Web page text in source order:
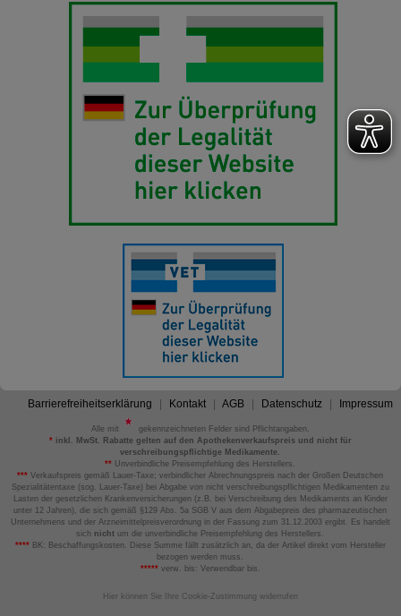
Barrierefreiheitserklärung Kontakt AGB Datenschutz Impressum
Alle mit
gekennzeichneten Felder sind Pflichtangaben.
*inkl. MwSt. Rabatte gelten auf den Apothekenverkaufspreis und nicht für
verschreibungspflichtige Medikamente.
** Unverbindliche Preisempfehlung des Herstellers.
*** Verkaufspreis gemäß Lauer-Taxe; verbindlicher Abrechnungspreis nach der Großen Deutschen
Spezialitätentaxe (sog. Lauer-Taxe) bei Abgabe von nicht verschreibungspflichtigen Medikamenten zu
Lasten der gesetzlichen Krankenversicherungen (z.B. bei Verschreibung des Medikaments an Kinder
unter 12 Jahren), die sich gemäß §129 Abs. 5a SGB V aus dem Abgabepreis des pharmazeutischen
Unternehmens und der Arzneimittelpreisverordnung in der Fassung zum 31.12.2003 ergibt. Es handelt
sich nicht um die unverbindliche Preisempfehlung des Herstellers.
****BK: Beschaffungskosten. Diese Summe fällt zusätzlich an, da der Artikel direkt vom Hersteller
bezogen werden muss.
*****verw. bis: Verwendbar bis.
Hier können Sie Ihre Cookie-Zustimmung widerrufen